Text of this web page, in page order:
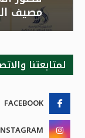
مصيف الكتاب”
لمتابعتنا
FACEBOOK